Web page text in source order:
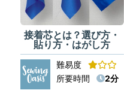
接着芯とは？選び方・
貼り方・はがし方
難易度
所要時間
2分